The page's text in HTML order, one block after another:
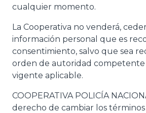
cualquier momento.
La Cooperativa no venderá,
información personal que es
consentimiento, salvo que sea
orden de autoridad competente
vigente aplicable.
COOPERATIVA POLICÍA
derecho de cambiar los